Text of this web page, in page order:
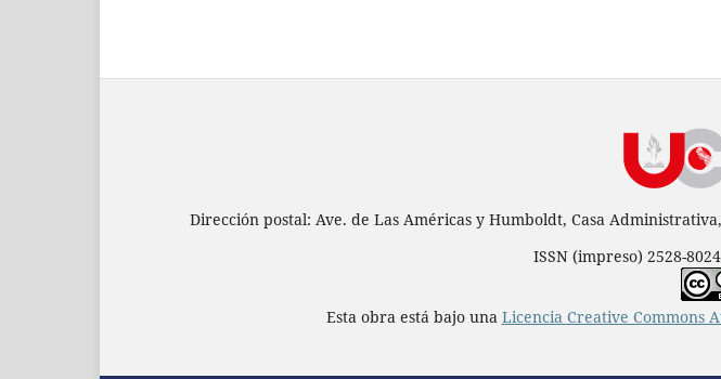
Dirección postal: Ave. de Las Américas y Humboldt, Casa
ISSN (impreso) 2528-
Esta obra está bajo una Licencia Creative Commons